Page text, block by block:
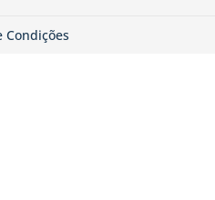
Condições